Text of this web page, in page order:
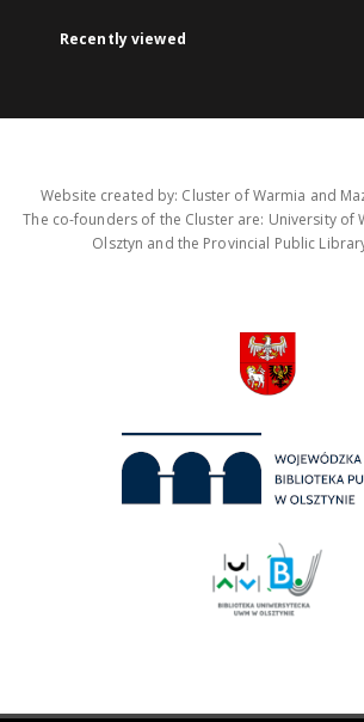
Recently viewed
Website created by: Cluster of Warmia and
The co-founders of the Cluster are: University of
Olsztyn and the Provincial Public